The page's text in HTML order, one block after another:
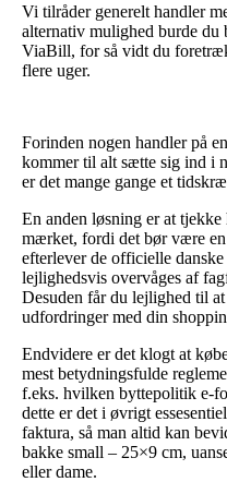
Vi tilråder generelt handler
alternativ mulighed burde du
ViaBill, for så vidt du
flere uger.
Forinden nogen handler på
kommer til alt sætte sig ind i
er det mange gange et
En anden løsning er at
mærket, fordi det bør være en
efterlever de officielle danske
lejlighedsvis overvåges af
Desuden får du lejlighed til
udfordringer med din
Endvidere er det klogt at
mest betydningsfulde
f.eks. hvilken byttepolitik e-
dette er det i øvrigt
faktura, så man altid kan
bakke small – 25×9 cm,
eller dame.